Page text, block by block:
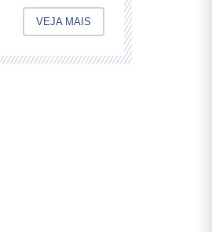
VEJA MAIS